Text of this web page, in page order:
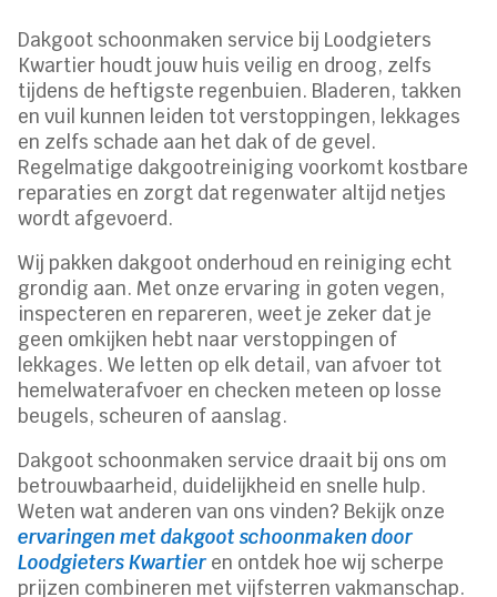
Dakgoot schoonmaken service bij Loodgieters
Kwartier houdt jouw huis veilig en droog, zelfs
tijdens de heftigste regenbuien. Bladeren, takken
en vuil kunnen leiden tot verstoppingen, lekkages
en zelfs schade aan het dak of de gevel.
Regelmatige dakgootreiniging voorkomt kostbare
reparaties en zorgt dat regenwater altijd netjes
wordt afgevoerd.
Wij pakken dakgoot onderhoud en reiniging echt
grondig aan. Met onze ervaring in goten vegen,
inspecteren en repareren, weet je zeker dat je
geen omkijken hebt naar verstoppingen of
lekkages. We letten op elk detail, van afvoer tot
hemelwaterafvoer en checken meteen op losse
beugels, scheuren of aanslag.
Dakgoot schoonmaken service draait bij ons om
betrouwbaarheid, duidelijkheid en snelle hulp.
Weten wat anderen van ons vinden? Bekijk onze
ervaringen met dakgoot schoonmaken door
Loodgieters Kwartier en ontdek hoe wij scherpe
prijzen combineren met vijfsterren vakmanschap.